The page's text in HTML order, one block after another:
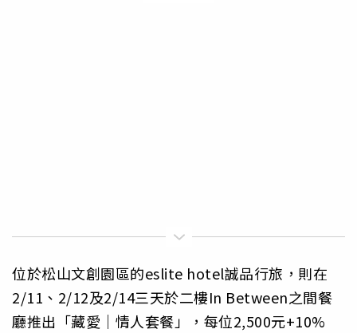
位於松山文創園區的eslite hotel誠品行旅，則在
2/11、2/12及2/14三天於二樓In Between之間餐
廳推出「藏愛｜情人套餐」，每位2,500元+10%